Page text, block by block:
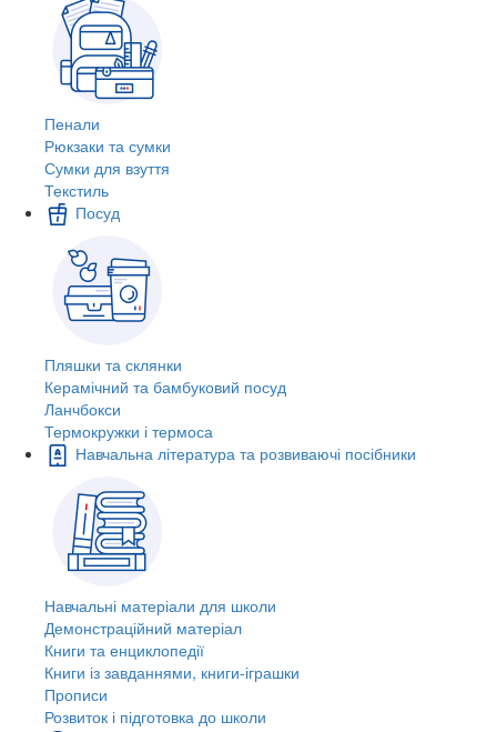
Пенали
Рюкзаки та сумки
Сумки для взуття
Текстиль
Посуд
Пляшки та склянки
Керамічний та бамбуковий посуд
Ланчбокси
Термокружки і термоса
Навчальна література та розвиваючі посібники
Навчальні матеріали для школи
Демонстраційний матеріал
Книги та енциклопедії
Книги із завданнями, книги-іграшки
Прописи
Розвиток і підготовка до школи